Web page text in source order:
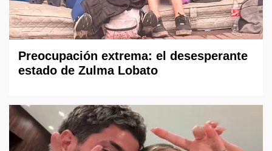
Preocupación extrema: el desesperante
estado de Zulma Lobato